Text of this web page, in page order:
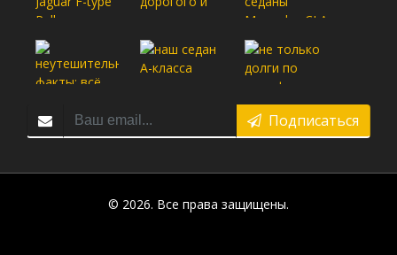
Подписаться
© 2026. Все права защищены.